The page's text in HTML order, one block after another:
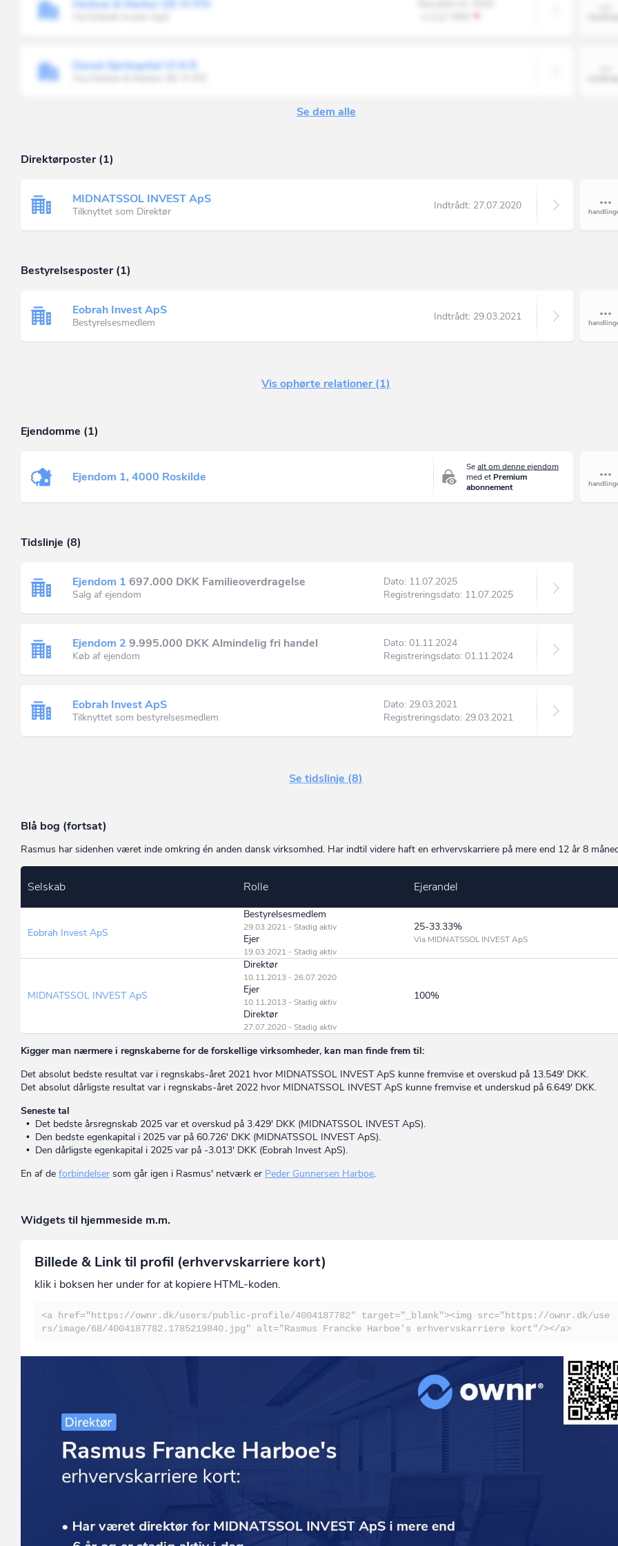
Harboe & Marker DE VI P/S
Dansk Ejerkapital VI K/S
Se dem alle
Direktørposter (1)
MIDNATSSOL INVEST ApS
Tilknyttet som Direktør Indtrådt: 27.07.2020
Bestyrelsesposter (1)
Eobrah Invest ApS
Bestyrelsesmedlem Indtrådt: 29.03.2021
Vis ophørte relationer (1)
Ejendomme (1)
Sealt om denne ejendom
med et Premium
abonnement
Ejendom 1, 4000 Roskilde
Tidslinje (8)
Ejendom 1 697.000 DKK Familieoverdragelse
Salg af ejendom
Dato: 11.07.2025
Registreringsdato: 11.07.2025
Ejendom 2 9.995.000 DKK Almindelig fri handel
Køb af ejendom
Dato: 01.11.2024
Registreringsdato: 01.11.2024
Eobrah Invest ApS
Tilknyttet som bestyrelsesmedlem
Dato: 29.03.2021
Registreringsdato: 29.03.2021
Se tidslinje (8)
Blå bog (fortsat)
Rasmus har sidenhen været inde omkring én anden dansk virksomhed. Har indtil videre haft en erhvervskarriere på mere end 12 år 8
Selskab Rolle Ejerandel
Eobrah Invest ApS
Bestyrelsesmedlem
29.03.2021 - Stadig aktiv
Ejer
19.03.2021 - Stadig aktiv
25-33.33%
Via MIDNATSSOL INVEST ApS
MIDNATSSOL INVEST ApS
Direktør
10.11.2013 - 26.07.2020
Ejer
10.11.2013 - Stadig aktiv
Direktør
27.07.2020 - Stadig aktiv
100%
Kigger man nærmere i regnskaberne for de forskellige virksomheder, kan man finde frem til:
Det absolut bedste resultat var i regnskabs-året 2021 hvor MIDNATSSOL INVEST ApS kunne fremvise et overskud på 13.549' DKK.
Det absolut dårligste resultat var i regnskabs-året 2022 hvor MIDNATSSOL INVEST ApS kunne fremvise et underskud på 6.649' DKK.
Seneste tal
• Det bedste årsregnskab 2025 var et overskud på 3.429' DKK (MIDNATSSOL INVEST ApS).
• Den bedste egenkapital i 2025 var på 60.726' DKK (MIDNATSSOL INVEST ApS).
• Den dårligste egenkapital i 2025 var på -3.013' DKK (Eobrah Invest ApS).
En af de forbindelser som går igen i Rasmus' netværk er Peder Gunnersen Harboe.
Widgets til hjemmeside m.m.
Billede & Link til profil (erhvervskarriere kort)
klik i boksen her under for at kopiere HTML-koden.
<a href="https://ownr.dk/users/public-profile/4004187782" target="_blank"><img src="https://ownr.dk/use
rs/image/68/4004187782.1785219840.jpg" alt="Rasmus Francke Harboe's erhvervskarriere kort"/></a>